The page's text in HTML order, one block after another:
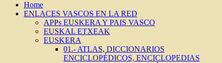
Home
ENLACES VASCOS EN LA RED
APPs EUSKERA Y PAIS VASCO
EUSKAL ETXEAK
EUSKERA
01.- ATLAS, DICCIONARIOS
ENCICLOPÉDICOS, ENCICLOPEDIAS